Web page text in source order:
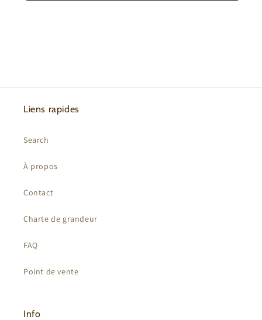
Liens rapides
Search
À propos
Contact
Charte de grandeur
FAQ
Point de vente
Info